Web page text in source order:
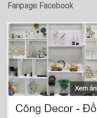
Fanpage Facebook